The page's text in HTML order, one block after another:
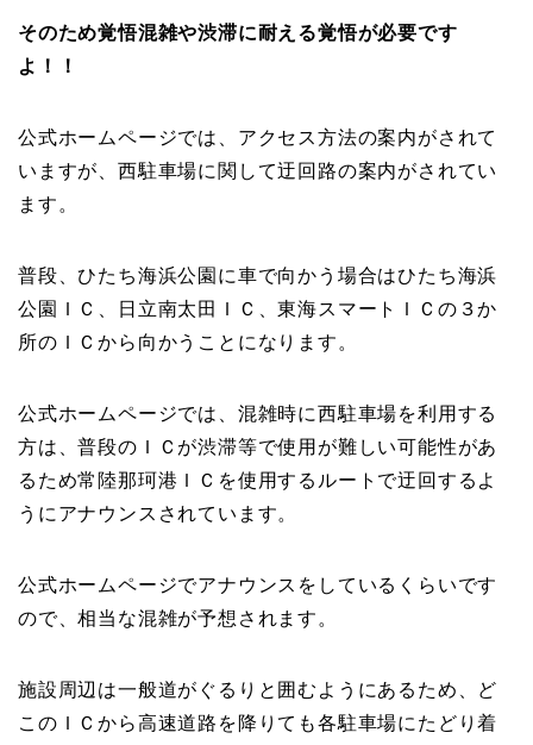
そのため覚悟混雑や渋滞に耐える覚悟が必要です
よ！！
公式ホームページでは、アクセス方法の案内がされて
いますが、西駐車場に関して迂回路の案内がされてい
ます。
普段、ひたち海浜公園に車で向かう場合はひたち海浜
公園ＩＣ、日立南太田ＩＣ、東海スマートＩＣの３か
所のＩＣから向かうことになります。
公式ホームページでは、混雑時に西駐車場を利用する
方は、普段のＩＣが渋滞等で使用が難しい可能性があ
るため常陸那珂港ＩＣを使用するルートで迂回するよ
うにアナウンスされています。
公式ホームページでアナウンスをしているくらいです
ので、相当な混雑が予想されます。
施設周辺は一般道がぐるりと囲むようにあるため、ど
このＩＣから高速道路を降りても各駐車場にたどり着